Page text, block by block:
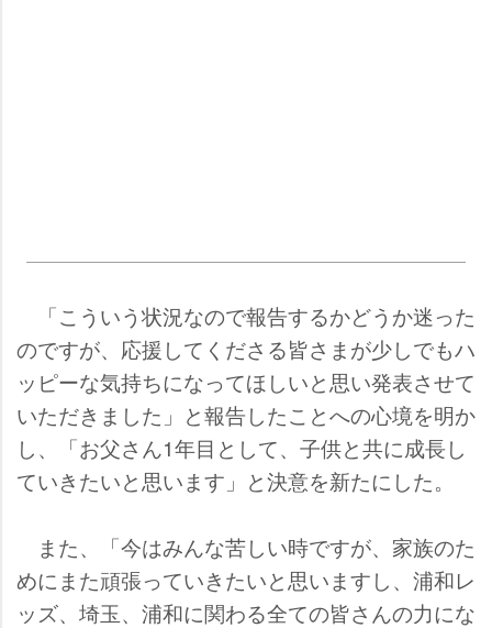
「こういう状況なので報告するかどうか迷った
のですが、応援してくださる皆さまが少しでもハ
ッピーな気持ちになってほしいと思い発表させて
いただきました」と報告したことへの心境を明か
し、「お父さん1年目として、子供と共に成長し
ていきたいと思います」と決意を新たにした。
また、「今はみんな苦しい時ですが、家族のた
めにまた頑張っていきたいと思いますし、浦和レ
ッズ、埼玉、浦和に関わる全ての皆さんの力にな